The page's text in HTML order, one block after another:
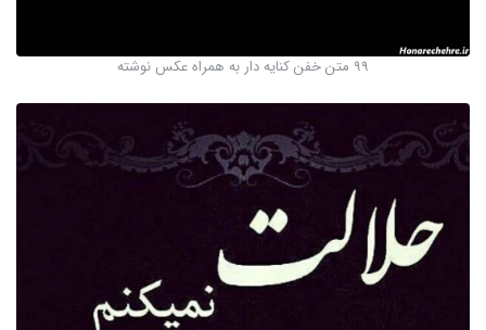
99 متن خفن کنایه دار به همراه عکس نوشته